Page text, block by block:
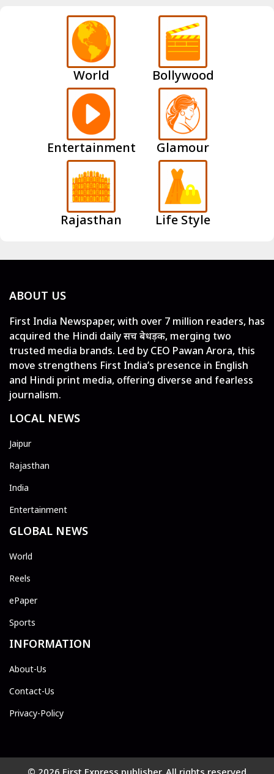
World Bollywood
Entertainment Glamour
Rajasthan Life Style
ABOUT US
First India Newspaper, with over 7 million readers, has
acquired the Hindi daily सच बेधड़क, merging two
trusted media brands. Led by CEO Pawan Arora, this
move strengthens First India’s presence in English
and Hindi print media, offering diverse and fearless
journalism.
LOCAL NEWS
Jaipur
Rajasthan
India
Entertainment
GLOBAL NEWS
World
Reels
ePaper
Sports
INFORMATION
About-Us
Contact-Us
Privacy-Policy
© 2026 First Express publisher. All rights reserved